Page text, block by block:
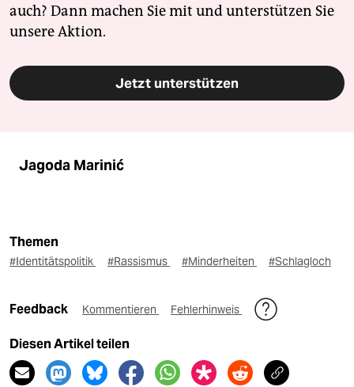
auch? Dann machen Sie mit und unterstützen Sie
unsere Aktion.
Jetzt unterstützen
Jagoda Marinić
Themen
#Identitätspolitik #Rassismus #Minderheiten #Schlagloch
Feedback Kommentieren Fehlerhinweis
Diesen Artikel teilen